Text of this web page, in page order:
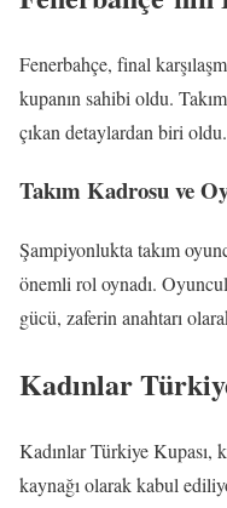
Fenerbahçe, final
kupanın sahibi oldu.
çıkan detaylardan biri oldu.
Takım Kadrosu ve
Şampiyonlukta takım
önemli rol oynadı.
gücü, zaferin anahtarı
Kadınlar
Kadınlar Türkiye Kupası,
kaynağı olarak kabul